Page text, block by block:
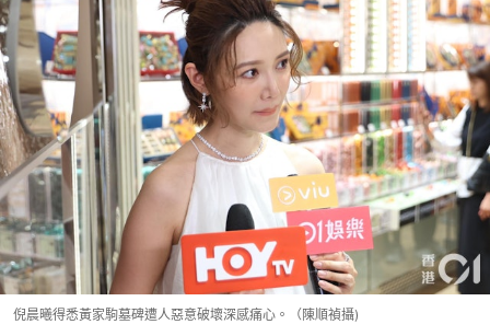
倪晨曦得悉黃家駒墓碑遭人惡意破壞深感痛心。（陳順禎攝)